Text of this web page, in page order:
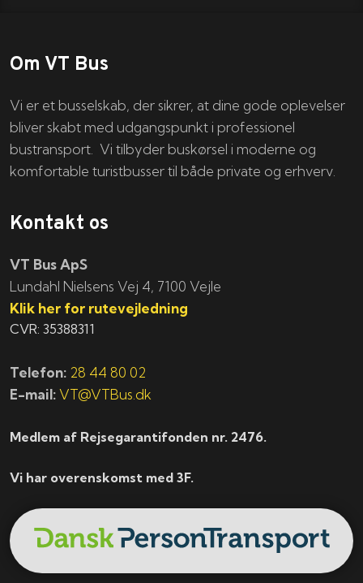
Om VT Bus
Vi er et busselskab, der sikrer, at dine gode oplevelser
bliver skabt med udgangspunkt i professionel
bustransport. Vi tilbyder buskørsel i moderne og
komfortable turistbusser til både private og erhverv.
Kontakt os
VT Bus ApS
​​​Lundahl Nielsens Vej 4, 7100 Vejle
Klik her for rutevejledning
CVR: 35388311
Telefon: 28 44 80 02
E-mail: VT@VTBus.dk
Medlem af Rejsegarantifonden nr. 2476.
Vi har overenskomst med 3F.